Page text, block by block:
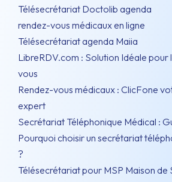
Télésecrétariat Doctolib agenda
rendez-vous médicaux en ligne
Télésecrétariat agenda Maiia
LibreRDV.com : Solution Idéale pour
vous
Rendez-vous médicaux : ClicFone
expert
Secrétariat Téléphonique Médical :
Pourquoi choisir un secrétariat
?
Télésecrétariat pour MSP Maison de